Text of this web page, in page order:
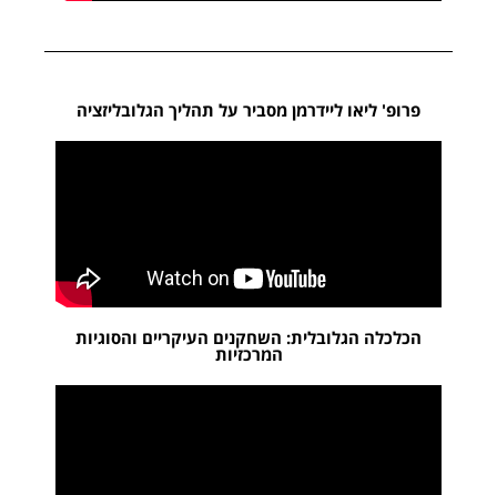
פרופ' ליאו ליידרמן מסביר על תהליך הגלובליזציה
הכלכלה הגלובלית: השחקנים העיקריים והסוגיות
המרכזיות